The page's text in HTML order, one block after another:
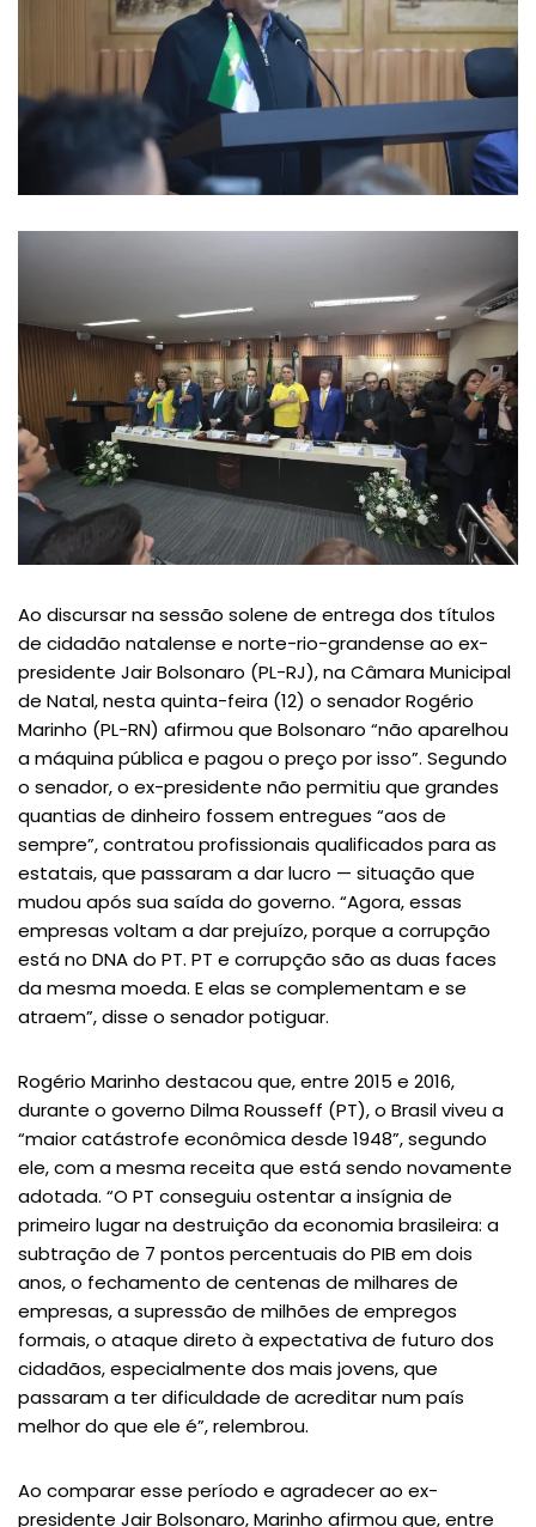
Ao discursar na sessão solene de entrega dos títulos
de cidadão natalense e norte-rio-grandense ao ex-
presidente Jair Bolsonaro (PL-RJ), na Câmara Municipal
de Natal, nesta quinta-feira (12) o senador Rogério
Marinho (PL-RN) afirmou que Bolsonaro “não aparelhou
a máquina pública e pagou o preço por isso”. Segundo
o senador, o ex-presidente não permitiu que grandes
quantias de dinheiro fossem entregues “aos de
sempre”, contratou profissionais qualificados para as
estatais, que passaram a dar lucro — situação que
mudou após sua saída do governo. “Agora, essas
empresas voltam a dar prejuízo, porque a corrupção
está no DNA do PT. PT e corrupção são as duas faces
da mesma moeda. E elas se complementam e se
atraem”, disse o senador potiguar.
Rogério Marinho destacou que, entre 2015 e 2016,
durante o governo Dilma Rousseff (PT), o Brasil viveu a
“maior catástrofe econômica desde 1948”, segundo
ele, com a mesma receita que está sendo novamente
adotada. “O PT conseguiu ostentar a insígnia de
primeiro lugar na destruição da economia brasileira: a
subtração de 7 pontos percentuais do PIB em dois
anos, o fechamento de centenas de milhares de
empresas, a supressão de milhões de empregos
formais, o ataque direto à expectativa de futuro dos
cidadãos, especialmente dos mais jovens, que
passaram a ter dificuldade de acreditar num país
melhor do que ele é”, relembrou.
Ao comparar esse período e agradecer ao ex-
presidente Jair Bolsonaro, Marinho afirmou que, entre